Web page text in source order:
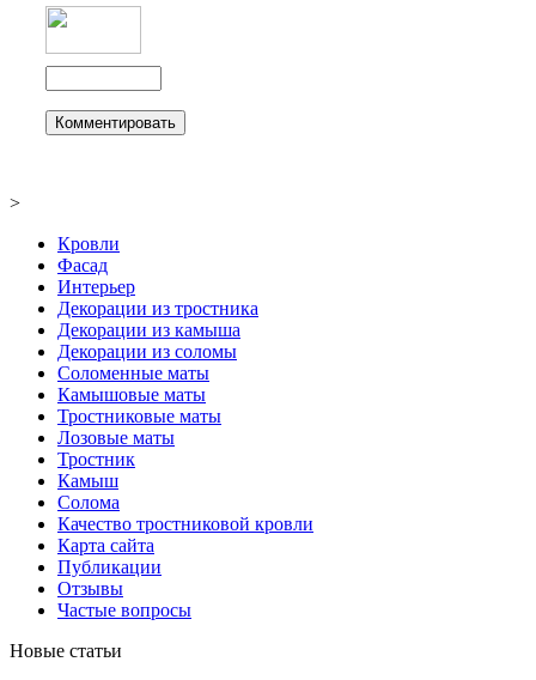
>
Кровли
Фасад
Интерьер
Декорации из тростника
Декорации из камыша
Декорации из соломы
Соломенные маты
Камышовые маты
Тростниковые маты
Лозовые маты
Тростник
Камыш
Солома
Качество тростниковой кровли
Карта сайта
Публикации
Отзывы
Частые вопросы
Новые статьи